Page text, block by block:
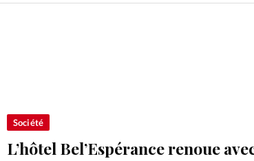
Société
L’hôtel Bel’Espérance renoue